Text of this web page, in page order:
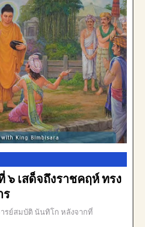
๖ เสด็จถึงราชคฤห์ ทรง
ร
รย์สมบัติ นันทิโก หลังจากที่